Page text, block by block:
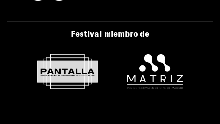
Festival miembro de